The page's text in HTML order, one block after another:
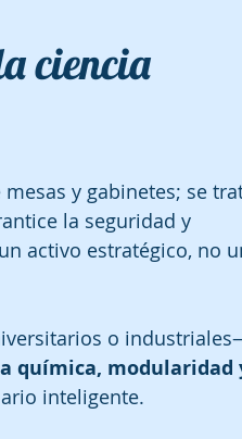
ciencia
y gabinetes; se
la seguridad y
activo estratégico, no
o
química, modularidad
inteligente.